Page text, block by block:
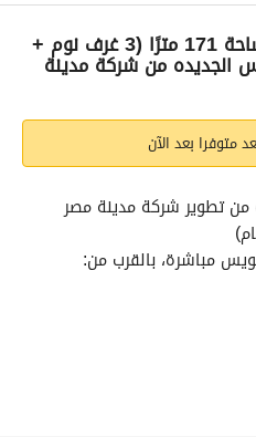
دوبلكس كامل التشطيب بمساحة 171 مترًا (3 غرف نوم +
الجديده من شركة مدينة
متوفرا بعد الآن
من تطوير شركة مدينة مصر
مباشرة، بالقرب من:
الحديثة